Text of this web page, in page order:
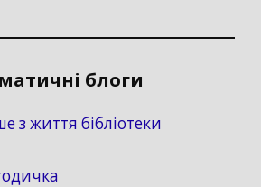
блоги
з життя бібліотеки